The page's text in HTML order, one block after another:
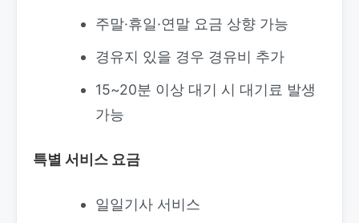
주말·휴일·연말 요금 상향 가능
경유지 있을 경우 경유비 추가
15~20분 이상 대기 시 대기료 발생
가능
특별 서비스 요금
일일기사 서비스